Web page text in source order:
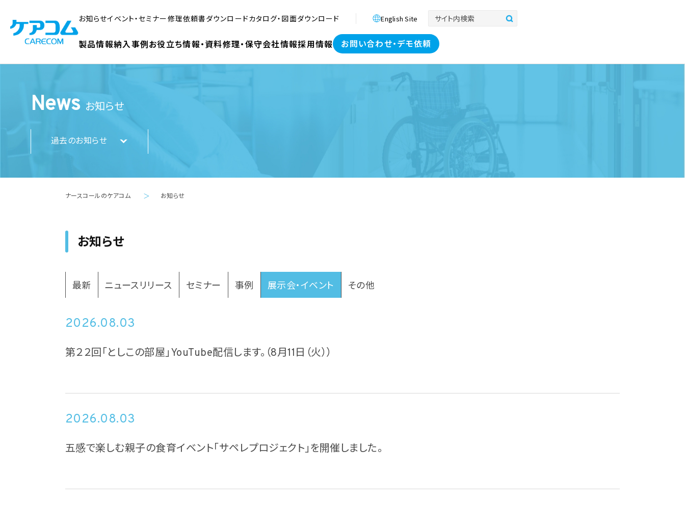
お知らせイベント・セミナー修理依頼書ダウンロードカタログ・図面ダウンロード English Site
製品情報納入事例お役立ち情報・資料修理・保守会社情報採用情報 お問い合わせ・デモ依頼
News お知らせ
過去のお知らせ
ナースコールのケアコム ＞ お知らせ
お知らせ
最新 ニュースリリース セミナー 事例 展示会・イベント その他
2026.08.03
第２２回「としこの部屋」YouTube配信します。（8月11日（火））
2026.08.03
五感で楽しむ親子の食育イベント「サペレプロジェクト」を開催しました。